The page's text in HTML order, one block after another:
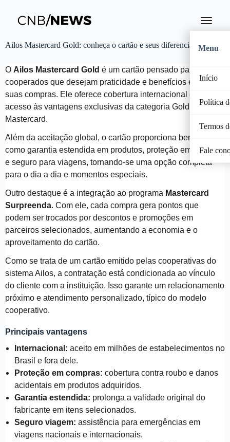
Menu
Início
Política
Termos
Fale
Ailos Mastercard Gold: conheça o cartão e seus diferenciais
O Ailos Mastercard Gold é um cartão pensado para
cooperados que desejam praticidade e benefícios extras em
suas compras. Ele oferece cobertura internacional e garante
acesso às vantagens exclusivas da categoria Gold da
Mastercard.
Além da aceitação global, o cartão proporciona benefícios
como garantia estendida em produtos, proteção em compras
e seguro para viagens, tornando-se uma opção completa
para o dia a dia e momentos especiais.
Outro destaque é a integração ao programa Mastercard
Surpreenda. Com ele, cada compra gera pontos que
podem ser trocados por descontos e promoções em
parceiros selecionados, aumentando a economia e o
aproveitamento do cartão.
Como se trata de um cartão emitido pelas cooperativas do
sistema Ailos, a contratação está condicionada ao vínculo
do cliente com a instituição. Isso garante um relacionamento
próximo e atendimento personalizado, típico do modelo
cooperativo.
Principais vantagens
Internacional: aceito em milhões de estabelecimentos no
Brasil e fora dele.
Proteção em compras: cobertura contra roubo e danos
acidentais em produtos adquiridos.
Garantia estendida: prolonga a validade original do
fabricante em itens selecionados.
Seguro viagem: assistência para emergências em
viagens nacionais e internacionais.